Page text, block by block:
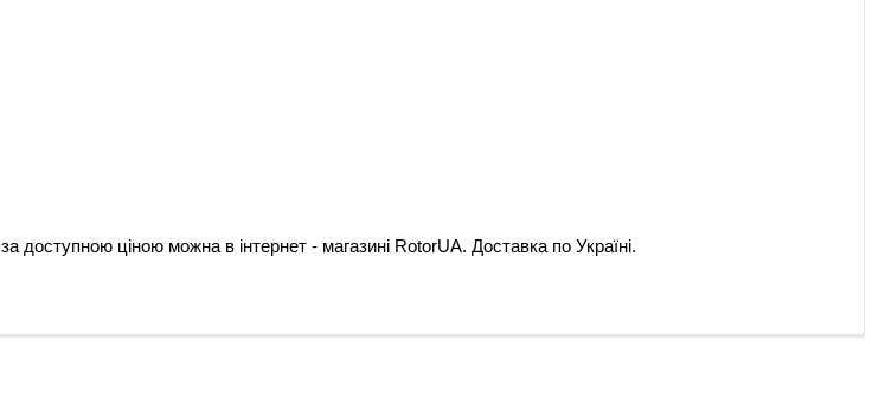
за доступною ціною можна в інтернет - магазині RotorUA. Доставка по Україні.